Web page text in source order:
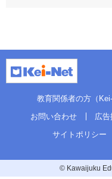
教育関係者の方（
お問い合わせ
広
サイトポリシー
© Kawaijuku